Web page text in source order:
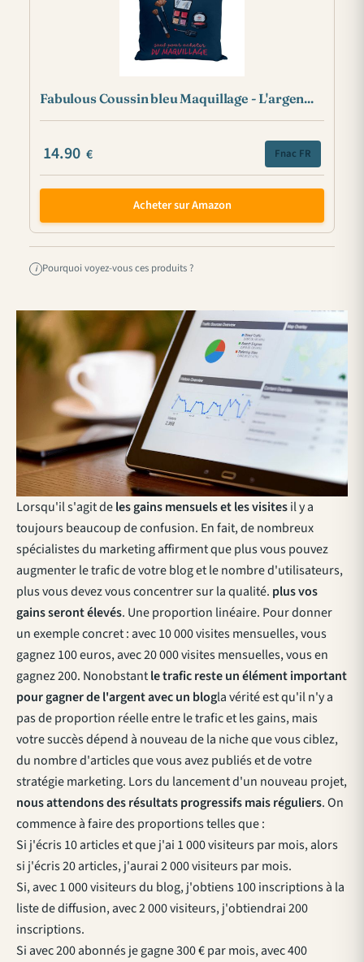
Fabulous Coussin bleu Maquillage - L'argen...
14.90 € Fnac FR
Acheter sur Amazon
i Pourquoi voyez-vous ces produits ?
Lorsqu'il s'agit deles gains mensuels et les visitesil y a
toujours beaucoup de confusion. En fait, de nombreux
spécialistes du marketing affirment que plus vous pouvez
augmenter le trafic de votre blog et le nombre d'utilisateurs,
plus vous devez vous concentrer sur la qualité. plus vos
gains seront élevés. Une proportion linéaire. Pour donner
un exemple concret : avec 10 000 visites mensuelles, vous
gagnez 100 euros, avec 20 000 visites mensuelles, vous en
gagnez 200. Nonobstantle trafic reste un élément important
pour gagner de l'argent avec un blogla vérité est qu'il n'y a
pas de proportion réelle entre le trafic et les gains, mais
votre succès dépend à nouveau de la niche que vous ciblez,
du nombre d'articles que vous avez publiés et de votre
stratégie marketing. Lors du lancement d'un nouveau projet,
nous attendons des résultats progressifs mais réguliers. On
commence à faire des proportions telles que :
Si j'écris 10 articles et que j'ai 1 000 visiteurs par mois, alors
si j'écris 20 articles, j'aurai 2 000 visiteurs par mois.
Si, avec 1 000 visiteurs du blog, j'obtiens 100 inscriptions à la
liste de diffusion, avec 2 000 visiteurs, j'obtiendrai 200
inscriptions.
Si avec 200 abonnés je gagne 300 € par mois, avec 400